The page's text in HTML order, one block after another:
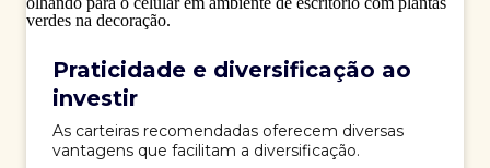
Praticidade e diversificação ao
investir
As carteiras recomendadas oferecem diversas
vantagens que facilitam a diversificação.